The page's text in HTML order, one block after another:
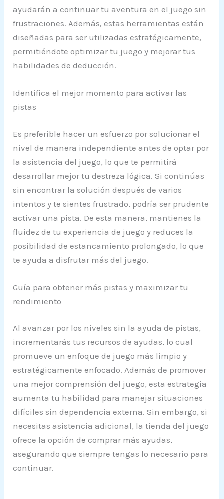
ayudarán a continuar tu aventura en el juego sin
frustraciones. Además, estas herramientas están
diseñadas para ser utilizadas estratégicamente,
permitiéndote optimizar tu juego y mejorar tus
habilidades de deducción.
Identifica el mejor momento para activar las
pistas
Es preferible hacer un esfuerzo por solucionar el
nivel de manera independiente antes de optar por
la asistencia del juego, lo que te permitirá
desarrollar mejor tu destreza lógica. Si continúas
sin encontrar la solución después de varios
intentos y te sientes frustrado, podría ser prudente
activar una pista. De esta manera, mantienes la
fluidez de tu experiencia de juego y reduces la
posibilidad de estancamiento prolongado, lo que
te ayuda a disfrutar más del juego.
Guía para obtener más pistas y maximizar tu
rendimiento
Al avanzar por los niveles sin la ayuda de pistas,
incrementarás tus recursos de ayudas, lo cual
promueve un enfoque de juego más limpio y
estratégicamente enfocado. Además de promover
una mejor comprensión del juego, esta estrategia
aumenta tu habilidad para manejar situaciones
difíciles sin dependencia externa. Sin embargo, si
necesitas asistencia adicional, la tienda del juego
ofrece la opción de comprar más ayudas,
asegurando que siempre tengas lo necesario para
continuar.